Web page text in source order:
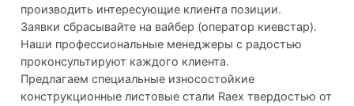
производить интересующие клиента позиции.
Заявки сбрасывайте на вайбер (оператор киевстар).
Наши профессиональные менеджеры с радостью
проконсультируют каждого клиента.
Предлагаем специальные износостойкие
конструкционные листовые стали Raex твердостью от